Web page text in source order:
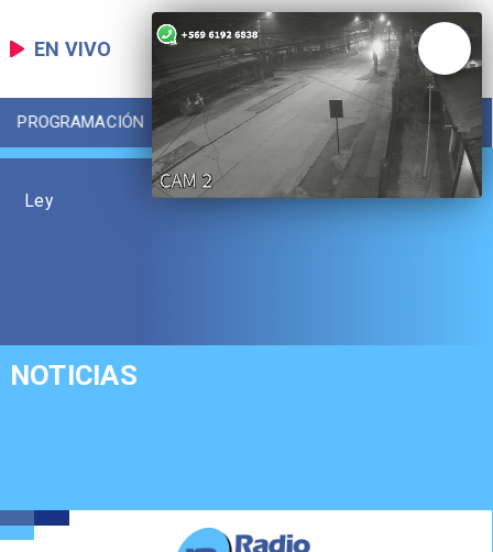
EN VIVO
PROGRAMACIÓN LOCAL DEPORTES
Ley
NOTICIAS